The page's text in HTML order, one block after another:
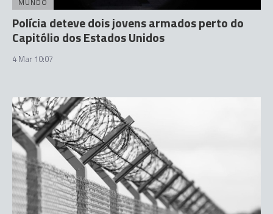
Polícia deteve dois jovens armados perto do
Capitólio dos Estados Unidos
4 Mar 10:07